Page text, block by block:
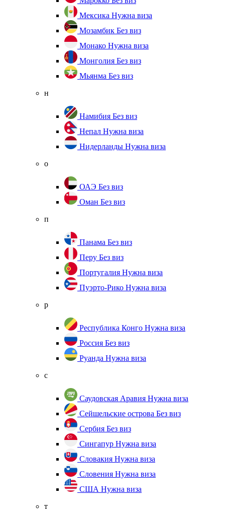
Мексика Нужна виза
Мозамбик Без виз
Монако Нужна виза
Монголия Без виз
Мьянма Без виз
н
Намибия Без виз
Непал Нужна виза
Нидерланды Нужна виза
о
ОАЭ Без виз
Оман Без виз
п
Панама Без виз
Перу Без виз
Португалия Нужна виза
Пуэрто-Рико Нужна виза
р
Республика Конго Нужна виза
Россия Без виз
Руанда Нужна виза
с
Саудовская Аравия Нужна виза
Сейшельские острова Без виз
Сербия Без виз
Сингапур Нужна виза
Словакия Нужна виза
Словения Нужна виза
США Нужна виза
т